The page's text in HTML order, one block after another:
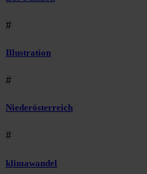
#
Illustration
#
Niederösterreich
#
klimawandel